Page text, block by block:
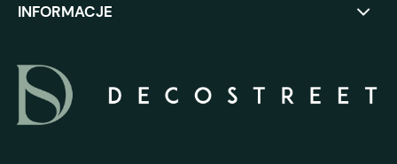
INFORMACJE